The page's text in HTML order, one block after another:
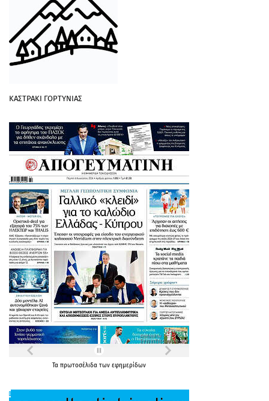
ΚΑΣΤΡΑΚΙ ΓΟΡΤΥΝΙΑΣ
Τα πρωτοσέλιδα των εφημερίδων